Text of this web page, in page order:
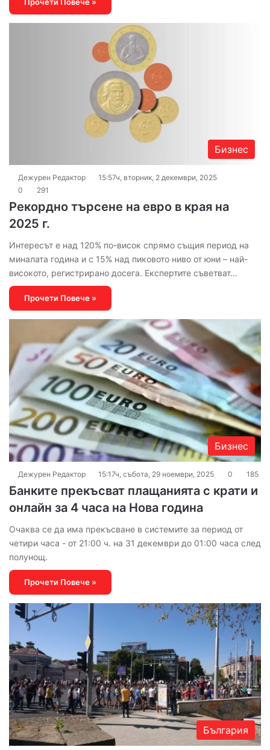
Бизнес
Дежурен Редактор
15:57ч, вторник, 2 декември, 2025
0
291
Рекордно търсене на евро в края на
2025 г.
Интересът е над 120% по-висок спрямо същия период на
миналата година и с 15% над пиковото ниво от юни – най-
високото, регистрирано досега. Експертите съветват…
Прочети Повече »
Бизнес
Дежурен Редактор 15:17ч, събота, 29 ноември, 2025 0 185
Банките прекъсват плащанията с крати и
онлайн за 4 часа на Нова година
Очаква се да има прекъсване в системите за период от
четири часа - от 21:00 ч. на 31 декември до 01:00 часа след
полунощ.
Прочети Повече »
България